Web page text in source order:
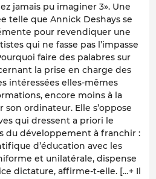
jamais pu imaginer 3». Une
telle que Annick Deshays se
pour revendiquer une
qui ne fasse pas l’impasse
faire des palabres sur
la prise en charge des
intéressées elles-mêmes
encore moins à la
son ordinateur. Elle s’oppose
qui dressent a priori le
du développement à franchir :
d’éducation avec les
et unilatérale, dispense
dictature, affirme-t-elle. […+ Il